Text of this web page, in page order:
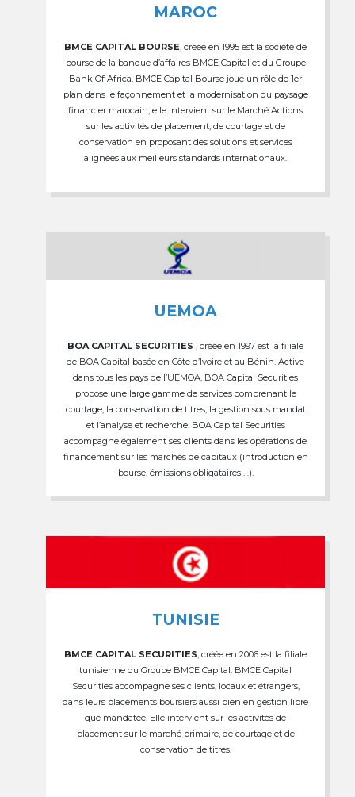
MAROC
BMCE CAPITAL BOURSE , créée en 1995 est la société de
bourse de la banque d’affaires BMCE Capital et du Groupe
Bank Of Africa. BMCE Capital Bourse joue un rôle de 1er
plan dans le façonnement et la modernisation du paysage
financier marocain, elle intervient sur le Marché Actions
sur les activités de placement, de courtage et de
conservation en proposant des solutions et services
alignées aux meilleurs standards internationaux.
UEMOA
BOA CAPITAL SECURITIES , créée en 1997 est la filiale
de BOA Capital basée en Côte d’Ivoire et au Bénin. Active
dans tous les pays de l’UEMOA, BOA Capital Securities
propose une large gamme de services comprenant le
courtage, la conservation de titres, la gestion sous mandat
et l’analyse et recherche. BOA Capital Securities
accompagne également ses clients dans les opérations de
financement sur les marchés de capitaux (introduction en
bourse, émissions obligataires …).
TUNISIE
BMCE CAPITAL SECURITIES , créée en 2006 est la filiale
tunisienne du Groupe BMCE Capital. BMCE Capital
Securities accompagne ses clients, locaux et étrangers,
dans leurs placements boursiers aussi bien en gestion libre
que mandatée. Elle intervient sur les activités de
placement sur le marché primaire, de courtage et de
conservation de titres.